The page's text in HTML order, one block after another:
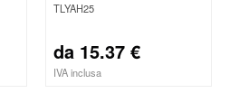
TLYAH25
da 15.37 €
IVA inclusa